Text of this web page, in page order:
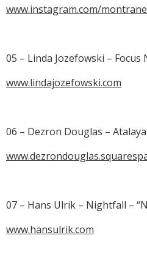
www.instagram.com/
05 – Linda Jozefowski –
www.lindajozefowski.com
06 – Dezron Douglas –
07 – Hans Ulrik – Nightfall –
www.hansulrik.com